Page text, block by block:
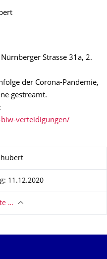
Strasse 31a, 2.
der Corona-Pandemie,
gestreamt.
verteidigungen/
11.12.2020
…